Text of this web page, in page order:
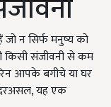
न सिर्फ मनुष्य को
किसी संजीवनी से कम
आपके बगीचे या घर
यह एक